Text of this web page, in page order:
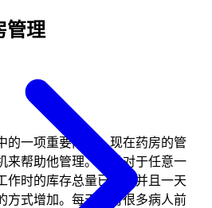
管理
的一项重要内容。现在药房的管
来帮助他管理。假设对于任意一
作时的库存总量已知，并且一天
方式增加。每天会有很多病人前